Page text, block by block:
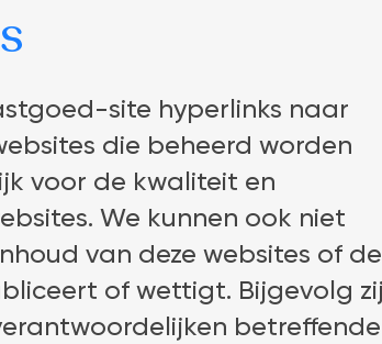
site hyperlinks naar
die beheerd worden
voor de kwaliteit en
We kunnen ook niet
van deze websites of de
of wettigt. Bijgevolg
betreffende